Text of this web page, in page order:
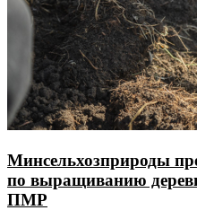
Минсельхозприроды
по выращиванию
ПМР